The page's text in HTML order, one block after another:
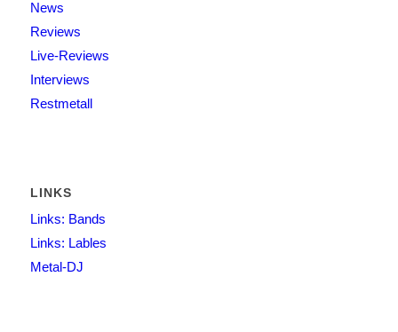
News
Reviews
Live-Reviews
Interviews
Restmetall
LINKS
Links: Bands
Links: Lables
Metal-DJ